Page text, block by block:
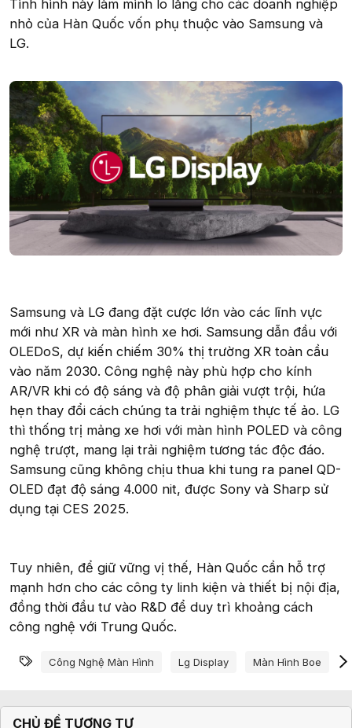
Tình hình này làm mình lo lắng cho các doanh nghiệp
nhỏ của Hàn Quốc vốn phụ thuộc vào Samsung và
LG.
Samsung và LG đang đặt cược lớn vào các lĩnh vực
mới như XR và màn hình xe hơi. Samsung dẫn đầu với
OLEDoS, dự kiến chiếm 30% thị trường XR toàn cầu
vào năm 2030. Công nghệ này phù hợp cho kính
AR/VR khi có độ sáng và độ phân giải vượt trội, hứa
hẹn thay đổi cách chúng ta trải nghiệm thực tế ảo. LG
thì thống trị mảng xe hơi với màn hình POLED và công
nghệ trượt, mang lại trải nghiệm tương tác độc đáo.
Samsung cũng không chịu thua khi tung ra panel QD-
OLED đạt độ sáng 4.000 nit, được Sony và Sharp sử
dụng tại CES 2025.
Tuy nhiên, để giữ vững vị thế, Hàn Quốc cần hỗ trợ
mạnh hơn cho các công ty linh kiện và thiết bị nội địa,
đồng thời đầu tư vào R&D để duy trì khoảng cách
công nghệ với Trung Quốc.
Từ khóa
Công Nghệ Màn Hình Lg Display Màn Hình Boe
CHỦ ĐỀ TƯƠNG TỰ